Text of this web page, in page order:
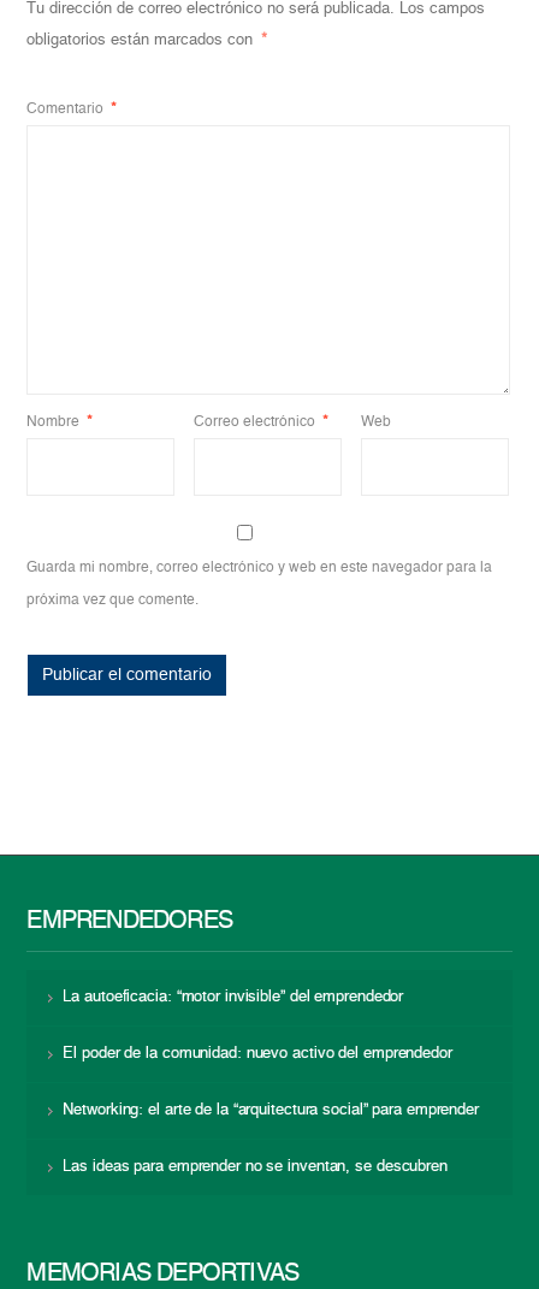
Tu dirección de correo electrónico no será publicada. Los campos
obligatorios están marcados con
*
Comentario *
Nombre * Correo electrónico * Web
Guarda mi nombre, correo electrónico y web en este navegador para la
próxima vez que comente.
EMPRENDEDORES
La autoeficacia: “motor invisible” del emprendedor
El poder de la comunidad: nuevo activo del emprendedor
Networking: el arte de la “arquitectura social” para emprender
Las ideas para emprender no se inventan, se descubren
MEMORIAS DEPORTIVAS